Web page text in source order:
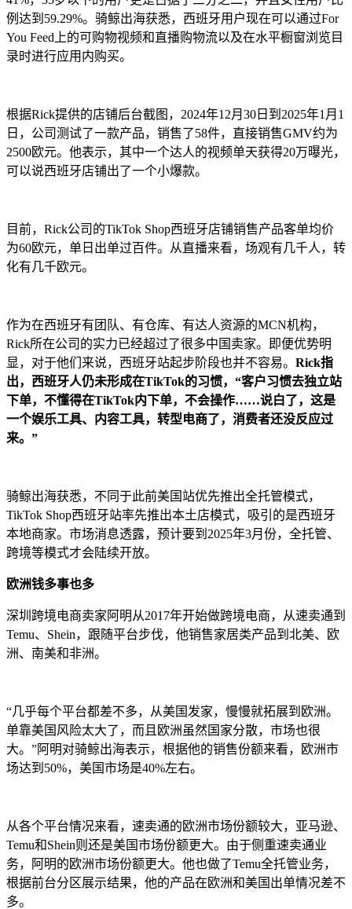
例达到59.29%。骑鲸出海获悉，西班牙用户现在可以通过For
You Feed上的可购物视频和直播购物流以及在水平橱窗浏览目
录时进行应用内购买。
根据Rick提供的店铺后台截图，2024年12月30日到2025年1月1
日，公司测试了一款产品，销售了58件，直接销售GMV约为
2500欧元。他表示，其中一个达人的视频单天获得20万曝光，
可以说西班牙店铺出了一个小爆款。
目前，Rick公司的TikTok Shop西班牙店铺销售产品客单均价
为60欧元，单日出单过百件。从直播来看，场观有几千人，转
化有几千欧元。
作为在西班牙有团队、有仓库、有达人资源的MCN机构，
Rick所在公司的实力已经超过了很多中国卖家。即便优势明
显，对于他们来说，西班牙站起步阶段也并不容易。 Rick指
出，西班牙人仍未形成在TikTok的习惯，“客户习惯去独立站
下单，不懂得在TikTok内下单，不会操作……说白了，这是
一个娱乐工具、内容工具，转型电商了，消费者还没反应过
来。”
骑鲸出海获悉，不同于此前美国站优先推出全托管模式，
TikTok Shop西班牙站率先推出本土店模式，吸引的是西班牙
本地商家。市场消息透露，预计要到2025年3月份，全托管、
跨境等模式才会陆续开放。
欧洲钱多事也多
深圳跨境电商卖家阿明从2017年开始做跨境电商，从速卖通到
Temu、Shein，跟随平台步伐，他销售家居类产品到北美、欧
洲、南美和非洲。
“几乎每个平台都差不多，从美国发家，慢慢就拓展到欧洲。
单靠美国风险太大了，而且欧洲虽然国家分散，市场也很
大。”阿明对骑鲸出海表示，根据他的销售份额来看，欧洲市
场达到50%，美国市场是40%左右。
从各个平台情况来看，速卖通的欧洲市场份额较大，亚马逊、
Temu和Shein则还是美国市场份额更大。由于侧重速卖通业
务，阿明的欧洲市场份额更大。他也做了Temu全托管业务，
根据前台分区展示结果，他的产品在欧洲和美国出单情况差不
多。